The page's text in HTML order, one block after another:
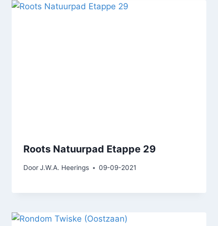
Roots Natuurpad Etappe 29
DoorJ.W.A. Heerings 09-09-2021